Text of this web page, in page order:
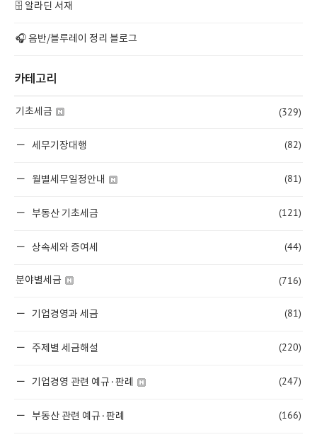
🗄️ 알라딘 서재
🎧 음반/블루레이 정리 블로그
카테고리
기초세금 (329)
세무기장대행 (82)
월별세무일정안내 (81)
부동산 기초세금 (121)
상속세와 증여세 (44)
분야별세금 (716)
기업경영과 세금 (81)
주제별 세금해설 (220)
기업경영 관련 예규·판례 (247)
부동산 관련 예규·판례 (166)